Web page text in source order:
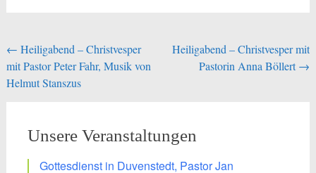
Beitragsnavigation
← Heiligabend – Christvesper
mit Pastor Peter Fahr, Musik von
Helmut Stanszus
Heiligabend – Christvesper mit
Pastorin Anna Böllert→
Unsere Veranstaltungen
Gottesdienst in Duvenstedt, Pastor Jan